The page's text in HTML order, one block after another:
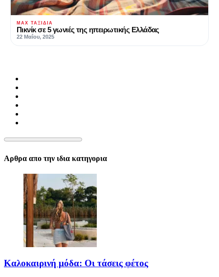
MAX ΤΑΞΊΔΙΑ
Πικνίκ σε 5 γωνιές της ηπειρωτικής Ελλάδας
22 Μαΐου, 2025
Αρθρα απο την ιδια κατηγορια
Καλοκαιρινή μόδα: Οι τάσεις φέτος